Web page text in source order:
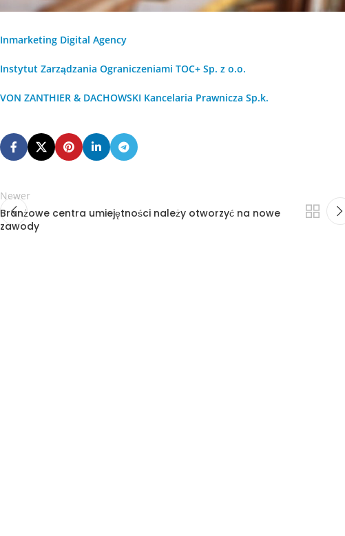
Inmarketing Digital Agency
Instytut Zarządzania Ograniczeniami TOC+ Sp. z o.o.
VON ZANTHIER & DACHOWSKI Kancelaria Prawnicza Sp.k.
Newer
Branżowe centra umiejętności należy otworzyć na nowe
zawody